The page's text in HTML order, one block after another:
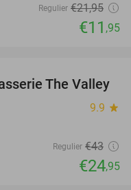
Regulier €21,95
€11 ,95
42%
The Valley
9.9 star
Regulier €43
€24,95